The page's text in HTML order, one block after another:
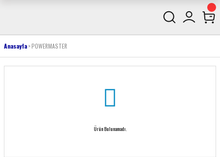
Anasayfa POWERMASTER
Ürün Bulunamadı.